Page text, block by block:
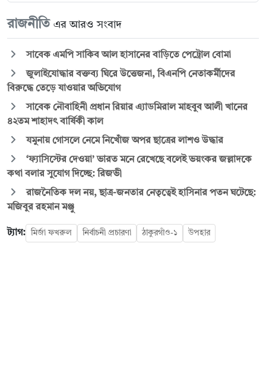
রাজনীতি এর আরও সংবাদ
সাবেক এমপি সাকিব আল হাসানের বাড়িতে পেট্রোল বোমা
জুলাইযোদ্ধার বক্তব্য ঘিরে উত্তেজনা, বিএনপি নেতাকর্মীদের
বিরুদ্ধে তেড়ে যাওয়ার অভিযোগ
সাবেক নৌবাহিনী প্রধান রিয়ার এ্যাডমিরাল মাহবুব আলী খানের
৪২তম শাহাদৎ বার্ষিকী কাল
যমুনায় গোসলে নেমে নিখোঁজ অপর ছাত্রের লাশও উদ্ধার
‘ফ্যাসিস্টের দেওয়া’ ভারত মনে রেখেছে বলেই ভয়ংকর জল্লাদকে
কথা বলার সুযোগ দিচ্ছে: রিজভী
রাজনৈতিক দল নয়, ছাত্র-জনতার নেতৃত্বেই হাসিনার পতন ঘটেছে:
মজিবুর রহমান মঞ্জু
ট্যাগ: মির্জা ফখরুল নির্বাচনী প্রচারণা ঠাকুরগাঁও-১ উপহার